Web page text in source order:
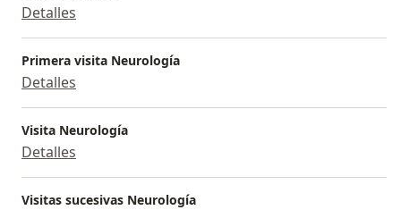
Detalles
Primera visita Neurología
Detalles
Visita Neurología
Detalles
Visitas sucesivas Neurología